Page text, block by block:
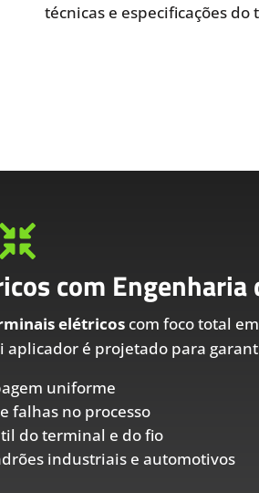
técnicas e especificações

com Engenharia
elétricoscom foco total
aplicador é projetado para
uniforme
falhas no processo
do terminal e do fio
industriais e automotivos